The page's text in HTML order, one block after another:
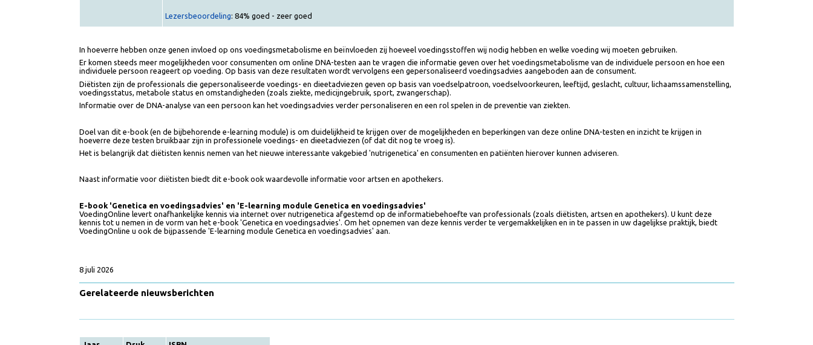
Prijs: € 75 (excl. 9% BTW).
Lezersbeoordeling : 84% goed - zeer goed
In hoeverre hebben onze genen invloed op ons voedingsmetabolisme en beïnvloeden zij hoeveel voedingsstoffen wij nodig hebben en welke voeding wij moeten gebruiken.
Er komen steeds meer mogelijkheden voor consumenten om online DNA-testen aan te vragen die informatie geven over het voedingsmetabolisme van de individuele persoon en hoe een
individuele persoon reageert op voeding. Op basis van deze resultaten wordt vervolgens een gepersonaliseerd voedingsadvies aangeboden aan de consument.
Informatie over de DNA-analyse van een persoon kan het voedingsadvies verder personaliseren en een rol spelen in de preventie van ziekten.
hoeverre deze testen bruikbaar zijn in professionele voedings- en dieetadviezen (of dat dit nog te vroeg is).
Naast informatie voor diëtisten biedt dit e-book ook waardevolle informatie voor artsen en apothekers.
VoedingOnline u ook de bijpassende 'E-learning module Genetica en voedingsadvies' aan.
Gerelateerde nieuwsberichten